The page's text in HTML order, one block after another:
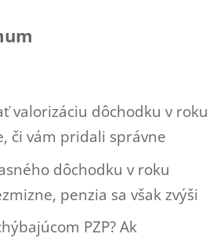
valorizáciu dôchodku v roku
či vám pridali správne
dôchodku v roku
penzia sa však zvýši
PZP? Ak